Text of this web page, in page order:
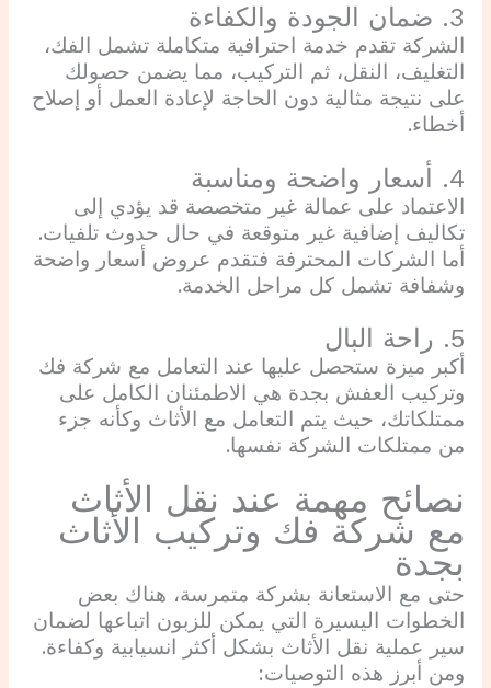
3. ضمان الجودة والكفاءة
الشركة تقدم خدمة احترافية متكاملة تشمل الفك،
التغليف، النقل، ثم التركيب، مما يضمن حصولك
على نتيجة مثالية دون الحاجة لإعادة العمل أو إصلاح
أخطاء.
4. أسعار واضحة ومناسبة
الاعتماد على عمالة غير متخصصة قد يؤدي إلى
تكاليف إضافية غير متوقعة في حال حدوث تلفيات.
أما الشركات المحترفة فتقدم عروض أسعار واضحة
وشفافة تشمل كل مراحل الخدمة.
5. راحة البال
أكبر ميزة ستحصل عليها عند التعامل مع شركة فك
وتركيب العفش بجدة هي الاطمئنان الكامل على
ممتلكاتك، حيث يتم التعامل مع الأثاث وكأنه جزء
من ممتلكات الشركة نفسها.
نصائح مهمة عند نقل الأثاث
مع شركة فك وتركيب الأثاث
بجدة
حتى مع الاستعانة بشركة متمرسة، هناك بعض
الخطوات اليسيرة التي يمكن للزبون اتباعها لضمان
سير عملية نقل الأثاث بشكل أكثر انسيابية وكفاءة.
ومن أبرز هذه التوصيات: